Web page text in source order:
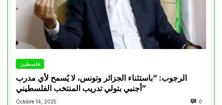
فلسطين
الرجوب: “باستثناء الجزائر وتونس، لا يُسمح لأي مدرب
أجنبي بتولي تدريب المنتخب الفلسطيني”
Octobre 14, 2025 0